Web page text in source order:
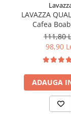
LAVAZZA
Cafea
111,80
98,90
ADAUGA